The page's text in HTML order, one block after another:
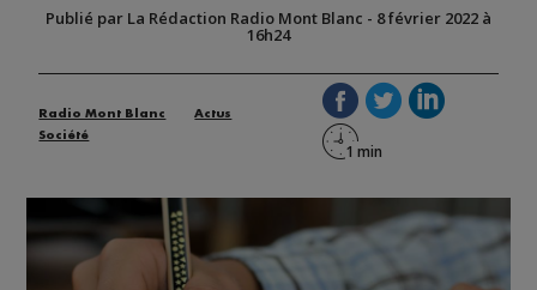
Publié par La Rédaction Radio Mont Blanc - 8 février 2022 à
16h24
Radio Mont Blanc
Actus
Société